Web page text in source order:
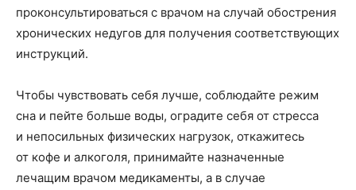
проконсультироваться с врачом на случай обострения
хронических недугов для получения соответствующих
инструкций.
Чтобы чувствовать себя лучше, соблюдайте режим
сна и пейте больше воды, оградите себя от стресса
и непосильных физических нагрузок, откажитесь
от кофе и алкоголя, принимайте назначенные
лечащим врачом медикаменты, а в случае